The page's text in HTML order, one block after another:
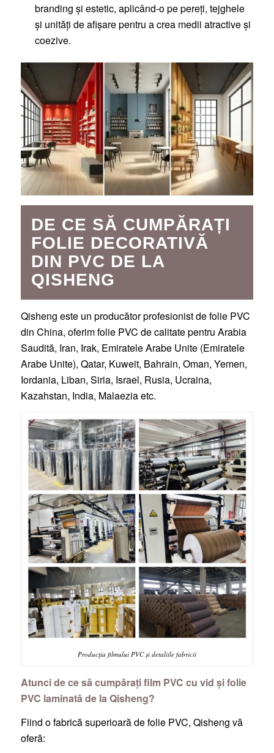
branding și estetic, aplicând-o pe pereți, tejghele
și unități de afișare pentru a crea medii atractive și
coezive.
DE CE SĂ CUMPĂRAȚI
FOLIE DECORATIVĂ
DIN PVC DE LA
QISHENG
Qisheng este un producător profesionist de folie PVC
din China, oferim folie PVC de calitate pentru Arabia
Saudită, Iran, Irak, Emiratele Arabe Unite (Emiratele
Arabe Unite), Qatar, Kuweit, Bahrain, Oman, Yemen,
Iordania, Liban, Siria, Israel, Rusia, Ucraina,
Kazahstan, India, Malaezia etc.
Producția filmului PVC și detaliile fabricii
Atunci de ce să cumpărați film PVC cu vid și folie
PVC laminată de la Qisheng?
Fiind o fabrică superioară de folie PVC, Qisheng vă
oferă: